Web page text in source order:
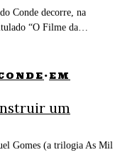
Conde decorre, na
“O Filme da…
· EM
um
Gomes (a trilogia As Mil